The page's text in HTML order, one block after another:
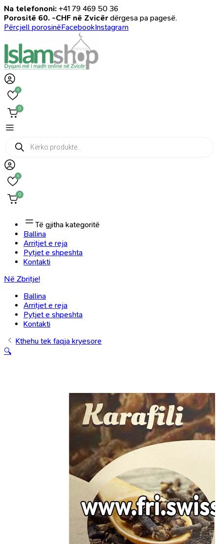
Na telefononi: +41 79 469 50 36
Porositë 60. -CHF në Zvicër dërgesa pa pagesë.
Përcjell porosinëFacebookInstagram
0
0
Products
search
0
0
Të gjitha kategoritë
Ballina
Arritjet e reja
Pytjet e shpeshta
Kontakti
Në Zbritje!
Ballina
Arritjet e reja
Pytjet e shpeshta
Kontakti
Kthehu tek faqja kryesore
🔍